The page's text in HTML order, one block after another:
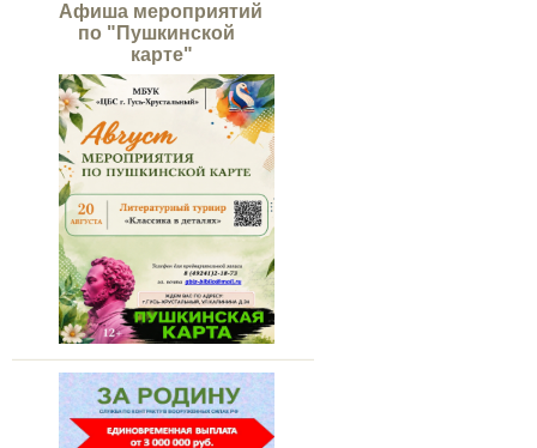
Афиша мероприятий
по "Пушкинской
карте"